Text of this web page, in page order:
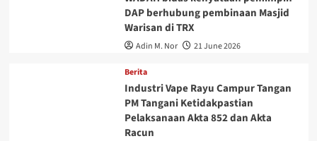
DAP berhubung pembinaan Masjid
Warisan di TRX
Adin M. Nor 21 June 2026
Berita
Industri Vape Rayu Campur Tangan
PM Tangani Ketidakpastian
Pelaksanaan Akta 852 dan Akta
Racun